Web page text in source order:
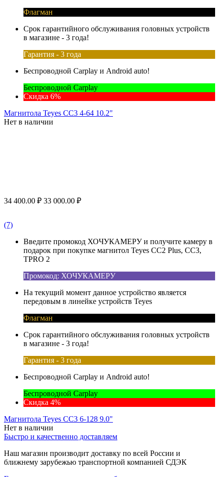
Флагман
Срок гарантийного обслуживания головных устройств
в магазине - 3 года!
Гарантия - 3 года
Беспроводной Carplay и Android auto!
Беспроводной Carplay
Скидка 6%
Магнитола Teyes CC3 4-64 10.2"
Нет в наличии
34 400.00 ₽ 33 000.00 ₽
(7)
Введите промокод ХОЧУКАМЕРУ и получите камеру в
подарок при покупке магнитол Teyes CC2 Plus, CC3,
TPRO 2
Промокод: ХОЧУКАМЕРУ
На текущий момент данное устройство является
передовым в линейке устройств Teyes
Флагман
Срок гарантийного обслуживания головных устройств
в магазине - 3 года!
Гарантия - 3 года
Беспроводной Carplay и Android auto!
Беспроводной Carplay
Скидка 4%
Магнитола Teyes CC3 6-128 9.0"
Нет в наличии
Быстро и качественно доставляем
Наш магазин производит доставку по всей России и
ближнему зарубежью транспортной компанией СДЭК